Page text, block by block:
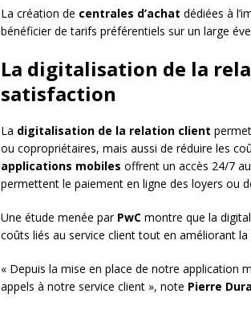
La création de centrales d’achat dédiées à
bénéficier de tarifs préférentiels sur un large
La digitalisation de la
satisfaction
La digitalisation de la relation client
ou copropriétaires, mais aussi de réduire les
applications mobiles offrent un accès 24/7
permettent le paiement en ligne des loyers ou
Une étude menée par PwC montre que la
coûts liés au service client tout en améliorant
« Depuis la mise en place de notre application
appels à notre service client », note Pierre